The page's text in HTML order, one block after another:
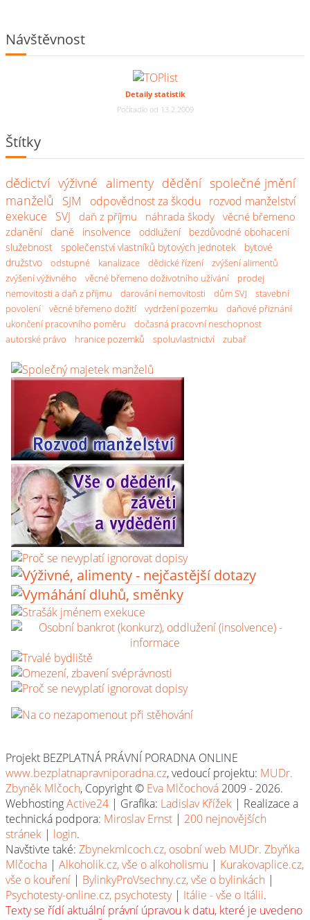
Návštěvnost
Detaily statistik
Počítadlo od 13.2.2009
Štítky
dědictví výživné alimenty dědění společné jmění
manželů
SJM odpovědnost za škodu
rozvod manželství
exekuce
SVJ daň z příjmu náhrada škody věcné břemeno
zdanění
daně insolvence oddlužení
bezdůvodné obohacení
služebnost
společenství vlastníků bytových jednotek
bytové
družstvo
odstupné kanalizace dědické řízení
zvýšení alimentů
zvýšení výživného
věcné břemeno doživotního užívání
prodej
nemovitosti a daň z příjmu
darování nemovitosti dům SVJ
stavební
povolení
věcné břemeno dožití vydržení pozemku
daňové přiznání
ukončení pracovního poměru
dočasná pracovní neschopnost
autorské právo
hranice pozemků spoluvlastnictví zubař
Projekt BEZPLATNÁ PRÁVNÍ PORADNA ONLINE
www.bezplatnapravniporadna.cz, vedoucí projektu: MUDr.
Zbyněk Mlčoch, Copyright © Eva Mlčochová 2009 - 2026.
WebhostingActive24 | Grafika: Ladislav Křížek | Realizace a
technická podpora: Miroslav Ernst | 200 nejnovějších
stránek | login.
Navštivte také: Zbynekmlcoch.cz, osobní web MUDr. Zbyňka
Mlčocha | Alkoholik.cz, vše o alkoholismu | Kurakovaplice.cz,
vše o kouření | BylinkyProVsechny.cz, vše o bylinkách |
Psychotesty-online.cz, psychotesty| Itálie - vše o Itálii.
Texty se řídí aktuální právní úpravou k datu, které je uvedeno